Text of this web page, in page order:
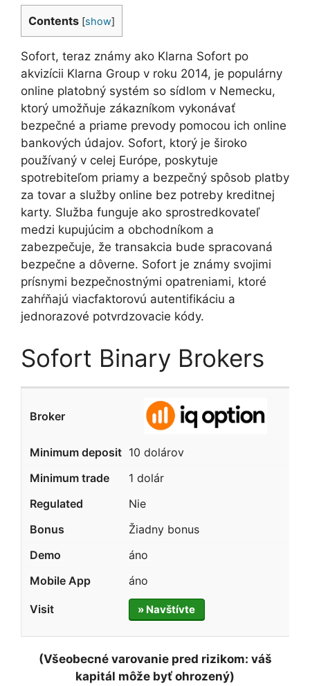
Contents [show]
Sofort, teraz známy ako Klarna Sofort po
akvizícii Klarna Group v roku 2014, je populárny
online platobný systém so sídlom v Nemecku,
ktorý umožňuje zákazníkom vykonávať
bezpečné a priame prevody pomocou ich online
bankových údajov. Sofort, ktorý je široko
používaný v celej Európe, poskytuje
spotrebiteľom priamy a bezpečný spôsob platby
za tovar a služby online bez potreby kreditnej
karty. Služba funguje ako sprostredkovateľ
medzi kupujúcim a obchodníkom a
zabezpečuje, že transakcia bude spracovaná
bezpečne a dôverne. Sofort je známy svojimi
prísnymi bezpečnostnými opatreniami, ktoré
zahŕňajú viacfaktorovú autentifikáciu a
jednorazové potvrdzovacie kódy.
Sofort Binary Brokers
10 dolárov
1 dolár
Nie
Žiadny bonus
áno
áno
» Navštívte
(Všeobecné varovanie pred rizikom: váš
kapitál môže byť ohrozený)